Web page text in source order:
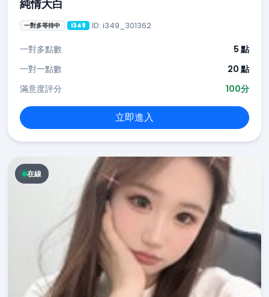
純情大白
一對多等待中 i349 ID: i349_301362
一對多點數
5 點
一對一點數
20 點
滿意度評分
100分
立即進入
在線